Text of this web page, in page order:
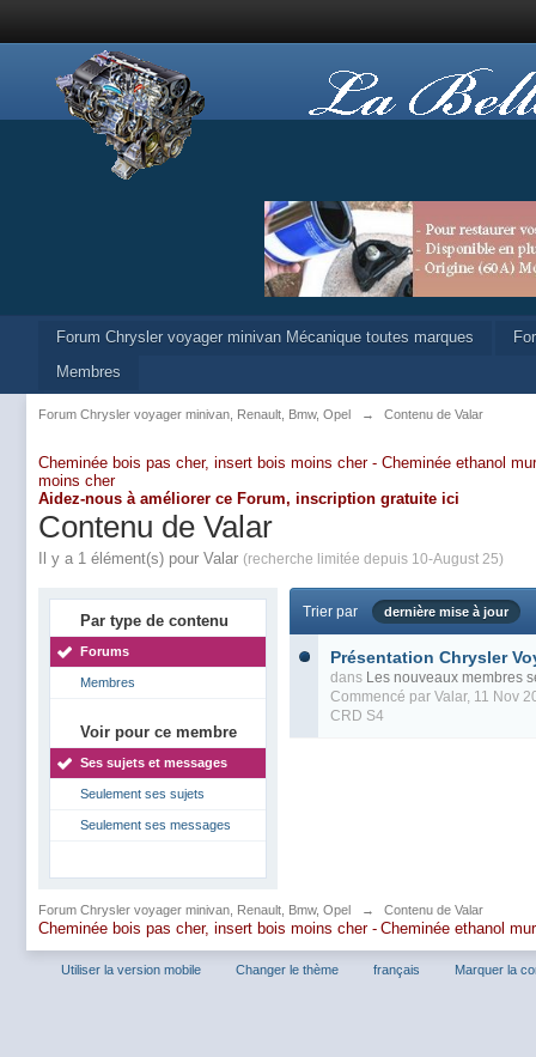
Forum Chrysler voyager minivan Mécanique toutes marques
Membres
Forum Chrysler voyager minivan, Renault, Bmw, Opel → Contenu de Valar
Cheminée bois pas cher, insert bois moins cher - Cheminée ethanol
moins cher
Aidez-nous à améliorer ce Forum, inscription gratuite ici
Contenu de Valar
Il y a 1 élément(s) pour Valar (recherche limitée depuis 10-August 25)
Par type de contenu
Forums
Membres
Voir pour ce membre
Ses sujets et messages
Seulement ses sujets
Seulement ses messages
Trier par dernière mise à jour
Présentation Chrysler
dans Les nouveaux membres
Commencé par Valar, 11 Nov
CRD S4
Forum Chrysler voyager minivan, Renault, Bmw, Opel → Contenu de Valar
Cheminée bois pas cher, insert bois moins cher - Cheminée ethanol
Utiliser la version mobile Changer le thème français Marquer la